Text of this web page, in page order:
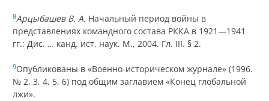
8Арцыбашев В. А. Начальный период войны в
представлениях командного состава РККА в 1921—1941
гг.: Дис. … канд. ист. наук. М., 2004. Гл. III. § 2.
9Опубликованы в «Военно-историческом журнале» (1996.
№ 2, 3, 4, 5, 6) под общим заглавием «Конец глобальной
лжи».